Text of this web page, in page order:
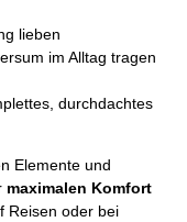
lieben
im Alltag tragen
durchdachtes
Elemente und
maximalen Komfort
Reisen oder bei